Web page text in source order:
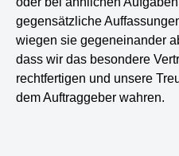
gegensätzliche
wiegen sie gegeneinander
dass wir das besondere
rechtfertigen und unsere
dem Auftraggeber wahren.